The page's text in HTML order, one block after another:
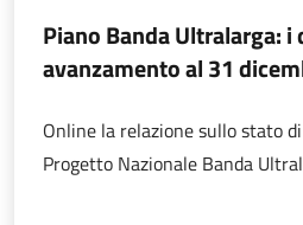
Piano Banda Ultralarga:
avanzamento al 31
Online la relazione sullo stato
Progetto Nazionale Banda